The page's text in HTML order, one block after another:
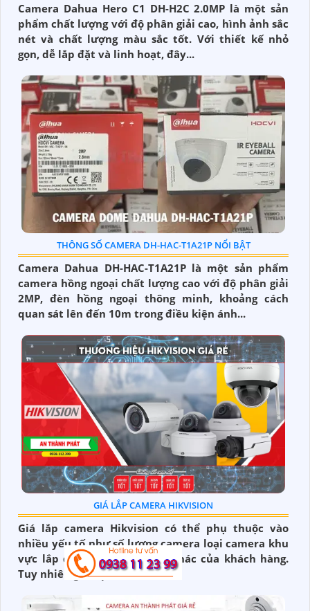
Camera Dahua Hero C1 DH-H2C 2.0MP là một sản
phẩm chất lượng với độ phân giải cao, hình ảnh sắc
nét và chất lượng màu sắc tốt. Với thiết kế nhỏ
gọn, dễ lắp đặt và linh hoạt, đây...
THÔNG SỐ CAMERA DH-HAC-T1A21P NỔI BẬT
Camera Dahua DH-HAC-T1A21P là một sản phẩm
camera hồng ngoại chất lượng cao với độ phân giải
2MP, đèn hồng ngoại thông minh, khoảng cách
quan sát lên đến 10m trong điều kiện ánh...
GIÁ LẮP CAMERA HIKVISION
Giá lắp camera Hikvision có thể phụ thuộc vào
nhiều yếu tố như số lượng camera loại camera khu
vực lắp đặt và các yêu cầu khác của khách hàng.
Tuy nhiên giá lắp camera...